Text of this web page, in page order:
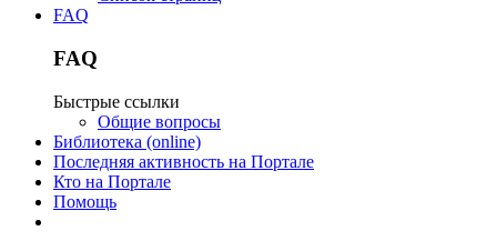
FAQ
FAQ
Быстрые ссылки
Общие вопросы
Библиотека (online)
Последняя активность на Портале
Кто на Портале
Помощь